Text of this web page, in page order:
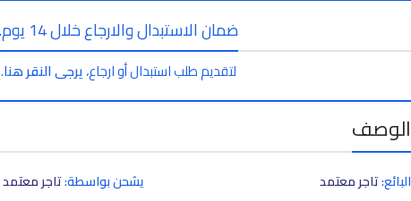
ضمان الاستبدال والارجاع خلال 14 يوم.
لتقديم طلب استبدال أو ارجاع،يرجى النقر هنا.
الوصف
البائع:تاجر معتمد يشحن بواسطة:تاجر معتمد